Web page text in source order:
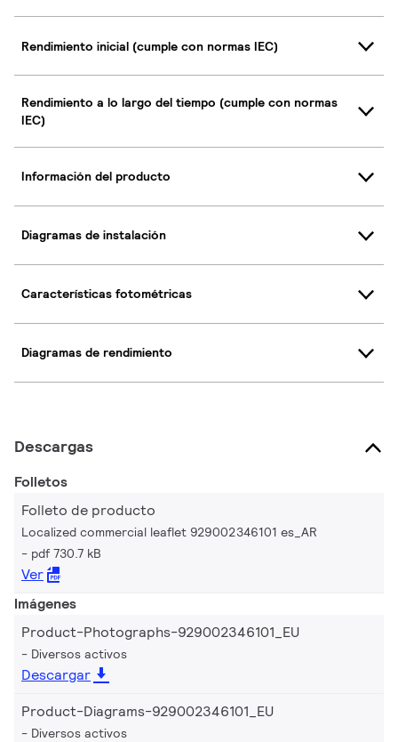
Rendimiento inicial (cumple con normas IEC)
Rendimiento a lo largo del tiempo (cumple con normas
IEC)
Información del producto
Diagramas de instalación
Características fotométricas
Diagramas de rendimiento
Descargas
Folletos
Folleto de producto
Localized commercial leaflet 929002346101 es_AR
pdf 730.7 kB
Ver
Imágenes
Product-Photographs-929002346101_EU
Diversos activos
Descargar
Product-Diagrams-929002346101_EU
Diversos activos